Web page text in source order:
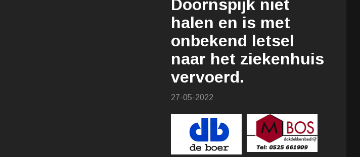
Doornspijk niet
halen en is met
onbekend letsel
naar het ziekenhuis
vervoerd.
27-05-2022